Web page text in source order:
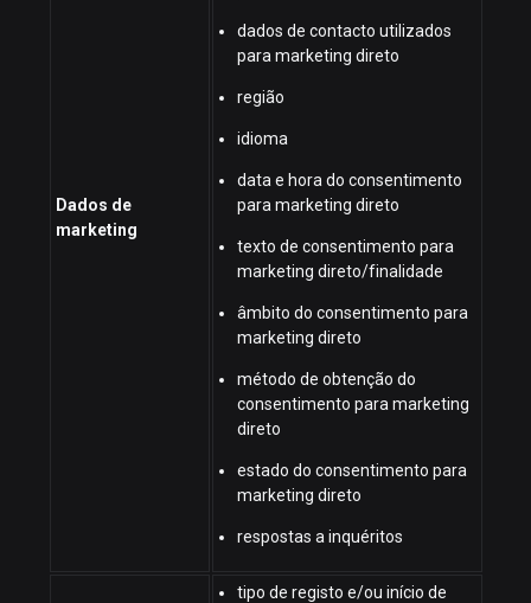
Dados de
marketing
dados de contacto utilizados
para marketing direto
região
idioma
data e hora do consentimento
para marketing direto
texto de consentimento para
marketing direto/finalidade
âmbito do consentimento para
marketing direto
método de obtenção do
consentimento para marketing
direto
estado do consentimento para
marketing direto
respostas a inquéritos
tipo de registo e/ou início de